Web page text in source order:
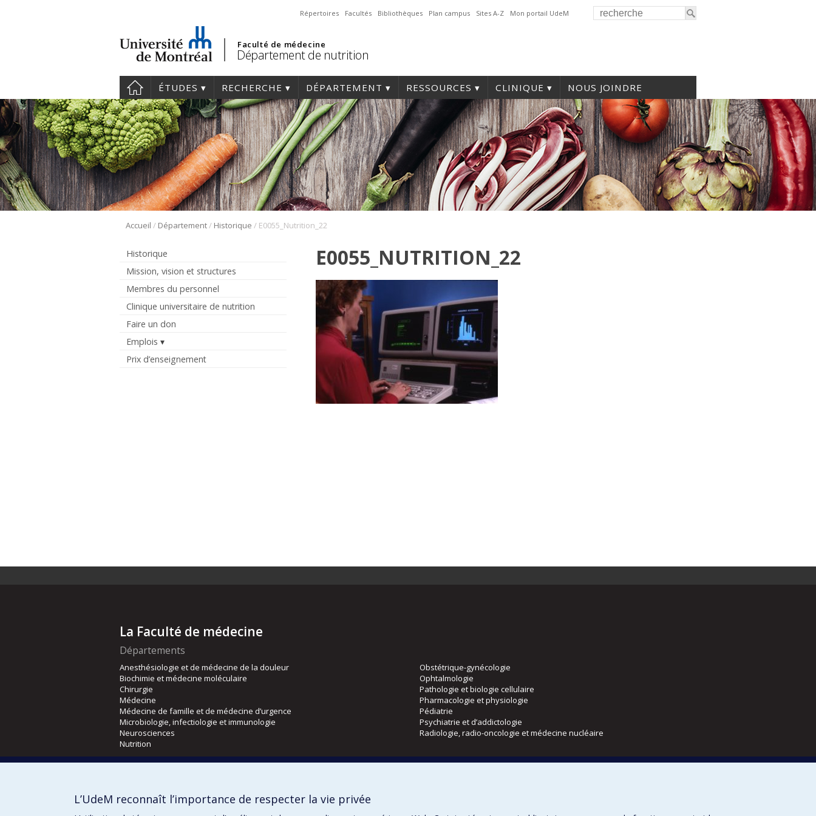
Répertoires Facultés Bibliothèques Plan campus Sites A-Z Mon portail UdeM
Faculté de médecine
Département de nutrition
ÉTUDES RECHERCHE DÉPARTEMENT RESSOURCES CLINIQUE NOUS JOINDRE
Accueil / Département/ Historique / E0055_Nutrition_22
Historique
Mission, vision et structures
Membres du personnel
Clinique universitaire de nutrition
Faire un don
Emplois
Prix d’enseignement
E0055_NUTRITION_22
La Faculté de médecine
Départements
Anesthésiologie et de médecine de la douleur
Biochimie et médecine moléculaire
Chirurgie
Médecine
Médecine de famille et de médecine d’urgence
Microbiologie, infectiologie et immunologie
Neurosciences
Nutrition
Obstétrique-gynécologie
Ophtalmologie
Pathologie et biologie cellulaire
Pharmacologie et physiologie
Pédiatrie
Psychiatrie et d’addictologie
Radiologie, radio-oncologie et médecine nucléaire
Orthophonie et audiologie
L’UdeM reconnaît l’importance de respecter la vie privée